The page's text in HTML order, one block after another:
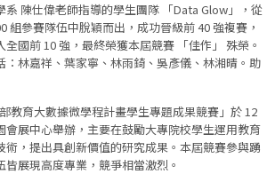
系 陳仕偉老師指導的學生團隊 「Data Glow」，從
組參賽隊伍中脫穎而出，成功晉級前 40 強複賽，
全國前 10 強，最終榮獲本屆競賽 「佳作」 殊榮。
：林嘉祥、葉家寧、林雨錡、吳彥儀、林湘晴。助
部教育大數據微學程計畫學生專題成果競賽」於 12
會展中心舉辦，主要在鼓勵大專院校學生運用教育
術，提出具創新價值的研究成果。本屆競賽參與踴
皆展現高度專業，競爭相當激烈。